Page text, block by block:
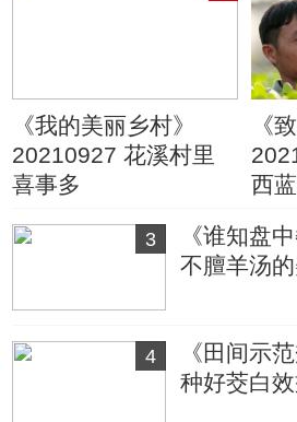
《我的美丽乡村》
20210927 花溪村里
喜事多
《
西
3
《谁知盘
不膻羊汤
4
《田间示
种好茭白